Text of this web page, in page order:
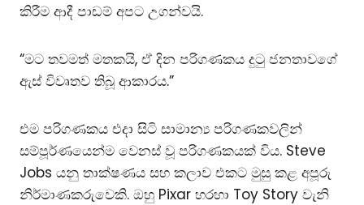
කිරීම ආදී පාඩම් අපට උගන්වයි.
“මට තවමත් මතකයි, ඒ දින පරිගණකය දුටු ජනතාවගේ
ඇස් විවෘතව තිබූ ආකාරය.”
එම පරිගණකය එදා සිටි සාමාන්‍ය පරිගණකවලින්
සම්පූර්ණයෙන්ම වෙනස් වූ පරිගණකයක් විය. Steve
Jobs යනු තාක්ෂණය සහ කලාව එකට මුසු කළ අපූරු
නිර්මාණකරුවෙකි. ඔහු Pixar හරහා Toy Story වැනි